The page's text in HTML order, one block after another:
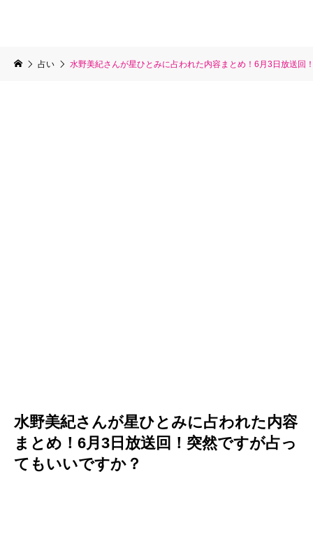
占い 水野美紀さんが星ひとみに占われた内容まとめ！6月3日放送回
水野美紀さんが星ひとみに占われた内容
まとめ！6月3日放送回！突然ですが占っ
てもいいですか？